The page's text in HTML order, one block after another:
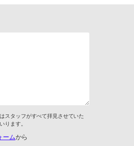
スタッフがすべて拝見させていた
ります。
ームから